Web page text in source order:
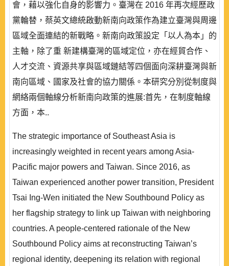
會，藉以強化自身的影響力。臺灣在 2016 年再次經歷政
黨輪替，蔡英文總統啟動新南向政策作為建立臺灣與周邊
區域全面連結的新戰略。新南向政策設定「以人為本」的
主軸，除了重 新建構臺灣的區域定位，亦在經貿合作、
人才交流、資源共享與區域鏈結等四個面向深耕臺灣與新
南向區域、國家及社會的協力關係。本研究分別從制度與
網絡兩個軸線分析新南向政策的進展:首先，在制度軸線
方面，本..
The strategic importance of Southeast Asia is
increasingly weighted in recent years among Asia-
Pacific major powers and Taiwan. Since 2016, as
Taiwan experienced another power transition, President
Tsai Ing-Wen initiated the New Southbound Policy as
her flagship strategy to link up Taiwan with neighboring
countries. A people-centered rationale of the New
Southbound Policy aims at reconstructing Taiwan’s
regional identity, deepening its relation with regional